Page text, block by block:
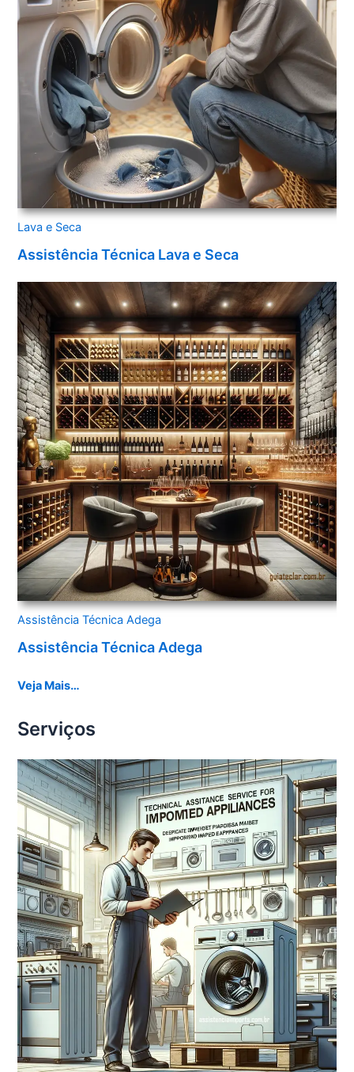
Lava e Seca
Assistência Técnica Lava e Seca
Assistência Técnica Adega
Assistência Técnica Adega
Veja Mais…
Serviços